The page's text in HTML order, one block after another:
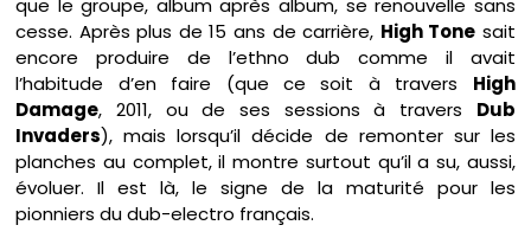
que le groupe, album après album, se renouvelle sans
cesse. Après plus de 15 ans de carrière, High Tone sait
encore produire de l’ethno dub comme il avait
l’habitude d’en faire (que ce soit à travers High
Damage, 2011, ou de ses sessions à travers Dub
Invaders), mais lorsqu’il décide de remonter sur les
planches au complet, il montre surtout qu’il a su, aussi,
évoluer. Il est là, le signe de la maturité pour les
pionniers du dub-electro français.